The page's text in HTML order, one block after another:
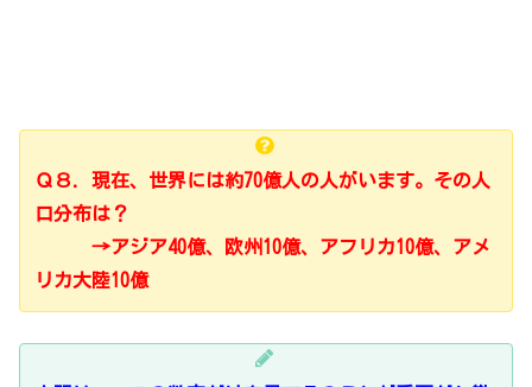
Ｑ８．現在、世界には約70億人の人がいます。その人
口分布は？
→アジア40億、欧州10億、アフリカ10億、アメ
リカ大陸10億